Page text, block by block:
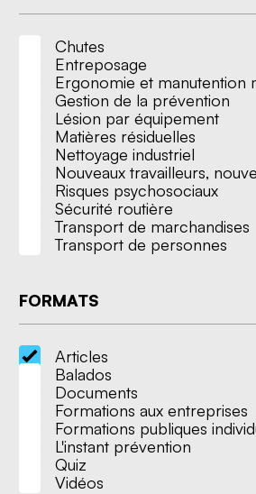
RMPPÉ
Nous joindre
Chutes
Entreposage
Ergonomie et manutention
Gestion de la prévention
Lésion par équipement
Matières résiduelles
Nettoyage industriel
Nouveaux travailleurs,
Risques psychosociaux
Sécurité routière
Transport de marchandises
Transport de personnes
FORMATS
Articles
Balados
Documents
Formations aux entreprises
Formations publiques
L'instant prévention
Quiz
Vidéos